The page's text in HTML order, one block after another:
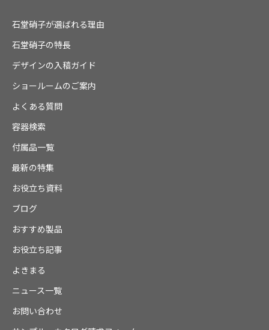
石堂硝子が選ばれる理由
石堂硝子の特長
デザインの入稿ガイド
ショールームのご案内
よくある質問
容器検索
付属品一覧
最新の特集
お役立ち資料
ブログ
おすすめ製品
お役立ち記事
よきまる
ニュース一覧
お問い合わせ